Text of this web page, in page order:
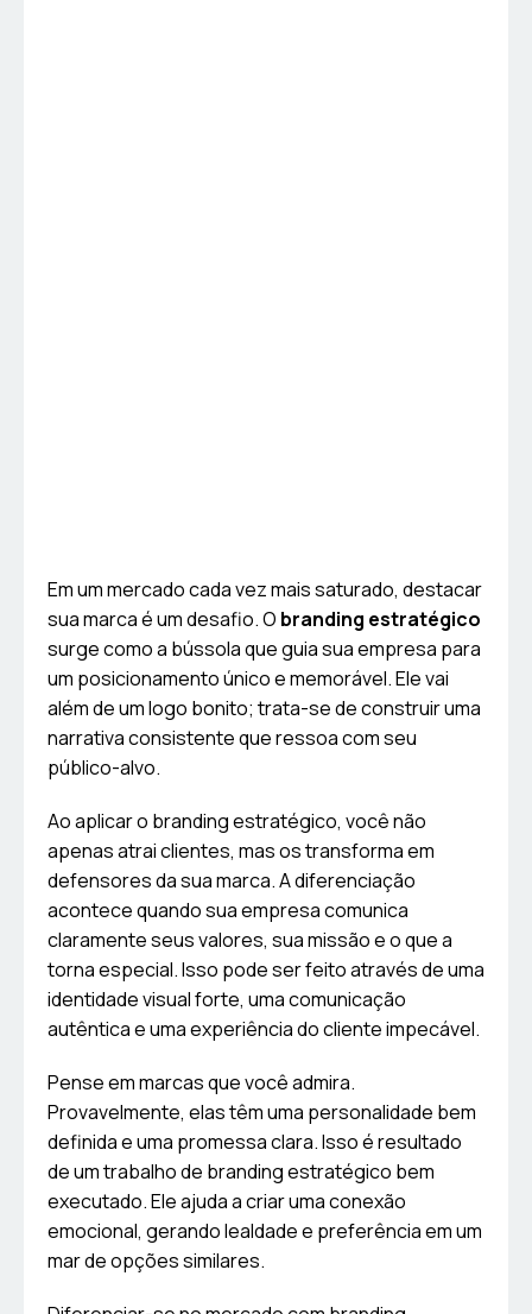
Em um mercado cada vez mais saturado, destacar
sua marca é um desafio. O branding estratégico
surge como a bússola que guia sua empresa para
um posicionamento único e memorável. Ele vai
além de um logo bonito; trata-se de construir uma
narrativa consistente que ressoa com seu
público-alvo.
Ao aplicar o branding estratégico, você não
apenas atrai clientes, mas os transforma em
defensores da sua marca. A diferenciação
acontece quando sua empresa comunica
claramente seus valores, sua missão e o que a
torna especial. Isso pode ser feito através de uma
identidade visual forte, uma comunicação
autêntica e uma experiência do cliente impecável.
Pense em marcas que você admira.
Provavelmente, elas têm uma personalidade bem
definida e uma promessa clara. Isso é resultado
de um trabalho de branding estratégico bem
executado. Ele ajuda a criar uma conexão
emocional, gerando lealdade e preferência em um
mar de opções similares.